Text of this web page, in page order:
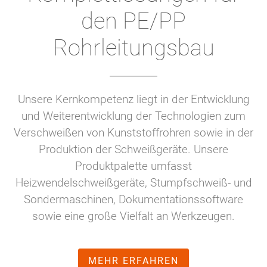
den PE/PP
Rohrleitungsbau
Unsere Kernkompetenz liegt in der Entwicklung
und Weiterentwicklung der Technologien zum
Verschweißen von Kunststoffrohren sowie in der
Produktion der Schweißgeräte. Unsere
Produktpalette umfasst
Heizwendelschweißgeräte, Stumpfschweiß- und
Sondermaschinen, Dokumentationssoftware
sowie eine große Vielfalt an Werkzeugen.
MEHR ERFAHREN